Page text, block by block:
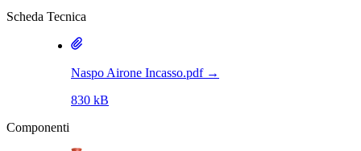
Scheda Tecnica
Naspo Airone Incasso.pdf→
830 kB
Componenti